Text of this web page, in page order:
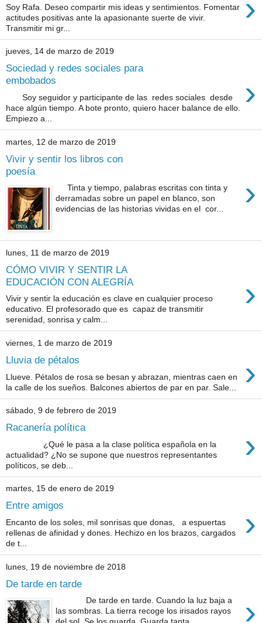
›
Soy Rafa. Deseo compartir mis ideas y sentimientos. Fomentar
actitudes positivas ante la apasionante suerte de vivir.
Transmitir mi gr...
jueves, 14 de marzo de 2019
Sociedad y redes sociales para
embobados
›
Soy seguidor y participante de las redes sociales desde
hace algún tiempo. A bote pronto, quiero hacer balance de ello.
Empiezo a...
martes, 12 de marzo de 2019
Vivir y sentir los libros con
poesía
›
Tinta y tiempo, palabras escritas con tinta y
derramadas sobre un papel en blanco, son
evidencias de las historias vividas en el cor...
lunes, 11 de marzo de 2019
CÓMO VIVIR Y SENTIR LA
EDUCACIÓN CON ALEGRÍA
›
Vivir y sentir la educación es clave en cualquier proceso
educativo. El profesorado que es capaz de transmitir
serenidad, sonrisa y calm...
viernes, 1 de marzo de 2019
Lluvia de pétalos ›
Llueve. Pétalos de rosa se besan y abrazan, mientras caen en
la calle de los sueños. Balcones abiertos de par en par. Sale...
sábado, 9 de febrero de 2019
Racanería política ›
¿Qué le pasa a la clase política española en la
actualidad? ¿No se supone que nuestros representantes
políticos, se deb...
martes, 15 de enero de 2019
Entre amigos ›
Encanto de los soles, mil sonrisas que donas, a espuertas
rellenas de afinidad y dones. Hechizo en los brazos, cargados
de t...
lunes, 19 de noviembre de 2018
De tarde en tarde
›
De tarde en tarde. Cuando la luz baja a
las sombras. La tierra recoge los irisados rayos